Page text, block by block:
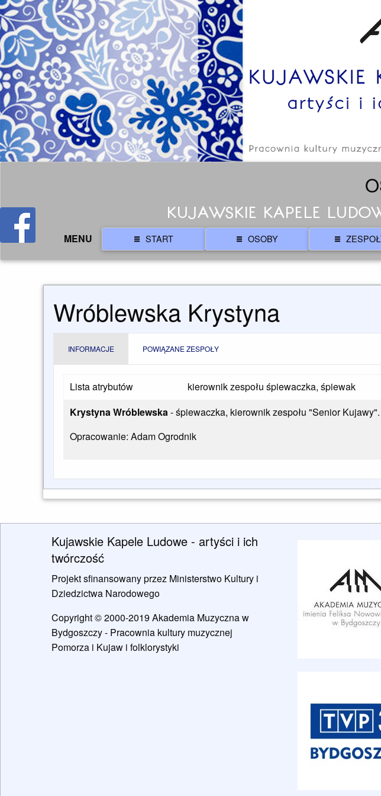
KUJAWSKIE KAPELE
MENU START OSOBY
Wróblewska Krystyna
INFORMACJE POWIĄZANE ZESPOŁY
Lista atrybutów
kierownik zespołu śpiewaczka, śpiewak
Krystyna Wróblewska- śpiewaczka, kierownik zespołu "Senior Kujawy".
Opracowanie: Adam Ogrodnik
Kujawskie Kapele Ludowe - artyści i ich
twórczość
Projekt sfinansowany przez Ministerstwo Kultury i
Dziedzictwa Narodowego
Copyright © 2000-2019 Akademia Muzyczna w
Bydgoszczy - Pracownia kultury muzycznej
Pomorza i Kujaw i folklorystyki